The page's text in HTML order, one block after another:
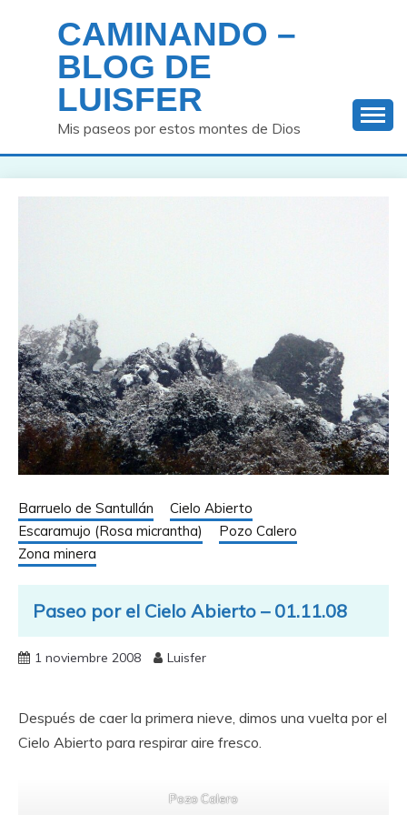
contenido
CAMINANDO –
BLOG DE
LUISFER
Mis paseos por estos montes de Dios
Barruelo de Santullán
Cielo Abierto
Escaramujo (Rosa micrantha)
Pozo Calero
Zona minera
Paseo por el Cielo Abierto – 01.11.08
1 noviembre 2008 Luisfer
Después de caer la primera nieve, dimos una vuelta por el
Cielo Abierto para respirar aire fresco.
Pozo Calero